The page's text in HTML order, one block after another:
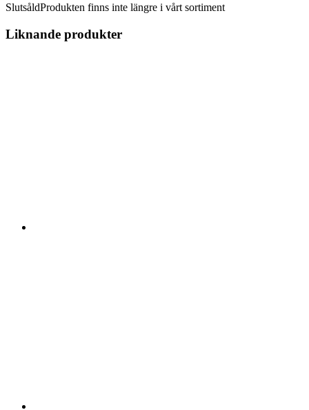
SlutsåldProdukten finns inte längre i vårt sortiment
Liknande produkter